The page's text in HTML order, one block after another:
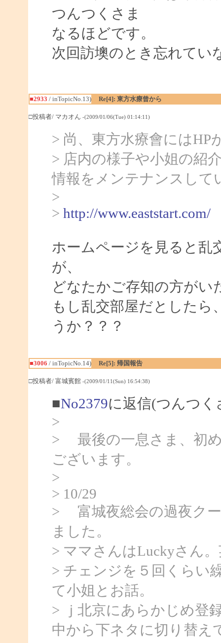
つんつくさま
なるほどです。
次回訪墺のとき忘れてい
■2933 / inTopicNo.13) Re[4]: 東方水療曾から
□投稿者/ マカオん -(2009/01/06(Tue) 01:14:11)
> 尚、東方水療會にはHP
> 店内の様子や小姐の紹
情報をメンテナンスして
>
> http://www.eaststart.com/
ホームページを見ると乱
が、
どなたかご存知の方がい
もし乱交部屋だとしたら
うか？？？
■3006 / inTopicNo.14) Re[5]: 帰国報告
□投稿者/ 富城賓館 -(2009/01/11(Sun) 16:54:38)
■No2379に返信(つんつく
>
> 最後の一息さま、初
ございます。
>
> 10/29
> 富城夜総会の過夜ク
ました。
> ママさんはLuckyさん
> チェンジを５回くらい
て小姐とお話。
> ｊ北京にあらかじめ登
中から下ネタに切り替え